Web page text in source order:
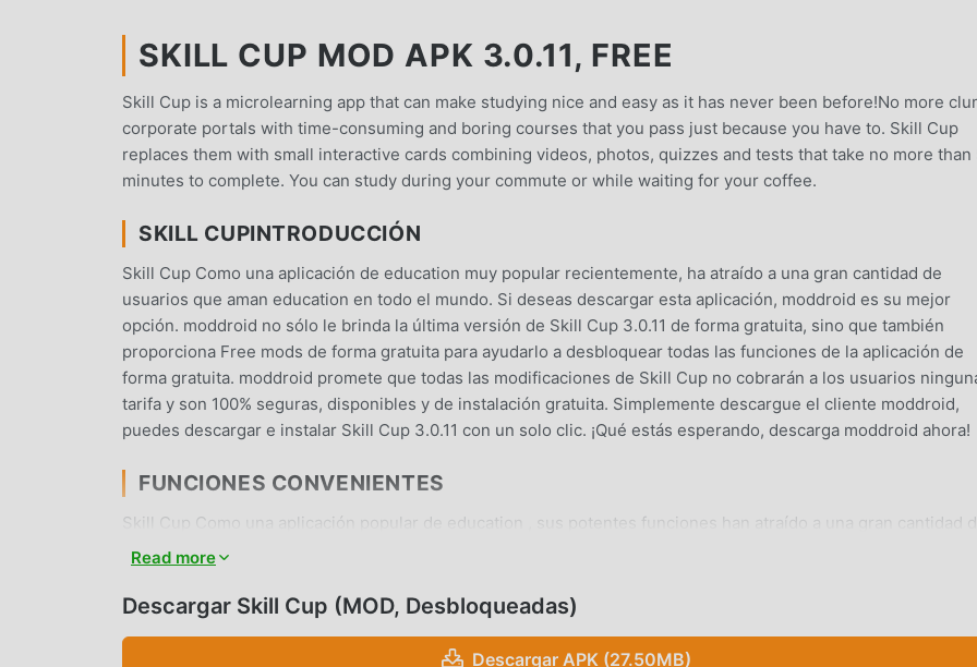
SKILL CUP MOD APK 3.0.11, FREE
Skill Cup is a microlearning app that can make studying nice and easy as it has never been before!No more
corporate portals with time-consuming and boring courses that you pass just because you have to. Skill Cup
replaces them with small interactive cards combining videos, photos, quizzes and tests that take no more than
minutes to complete. You can study during your commute or while waiting for your coffee.
SKILL CUPINTRODUCCIÓN
Skill Cup Como una aplicación de education muy popular recientemente, ha atraído a una gran cantidad de
usuarios que aman education en todo el mundo. Si deseas descargar esta aplicación, moddroid es su mejor
opción. moddroid no sólo le brinda la última versión de Skill Cup 3.0.11 de forma gratuita, sino que también
proporciona Free mods de forma gratuita para ayudarlo a desbloquear todas las funciones de la aplicación de
forma gratuita. moddroid promete que todas las modificaciones de Skill Cup no cobrarán a los usuarios
tarifa y son 100% seguras, disponibles y de instalación gratuita. Simplemente descargue el cliente moddroid,
puedes descargar e instalar Skill Cup 3.0.11 con un solo clic. ¡Qué estás esperando, descarga moddroid ahora!
FUNCIONES CONVENIENTES
Skill Cup Como una aplicación popular de education , sus potentes funciones han atraído a una gran cantidad
usuarios. En comparación con las aplicaciones tradicionales de education , Skill Cup proporciona una
fácilmente todas las funciones, ¡y es completamente gratis! Además, moddroid también es compatible con la
encuentran en la aplicación, ¿Qué estás esperando? Ven y descárgalo ahora.
Read more
Descargar Skill Cup (MOD, Desbloqueadas)
Descargar APK (27.50MB)